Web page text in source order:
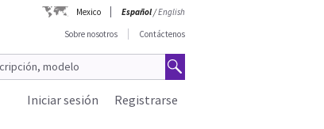
Mexico Español/English
Sobre nosotros
Contáctenos
Registrarse
Iniciar sesión